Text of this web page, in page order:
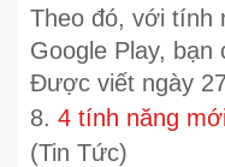
Theo đó, với tính
Google Play,
Được viết ngày
8. 4 tính năng
(Tin Tức)